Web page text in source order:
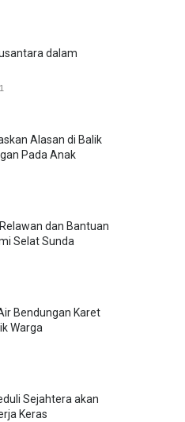
dalam
Alasan di Balik
Pada Anak
dan Bantuan
Selat Sunda
Bendungan Karet
Warga
Sejahtera akan
Keras